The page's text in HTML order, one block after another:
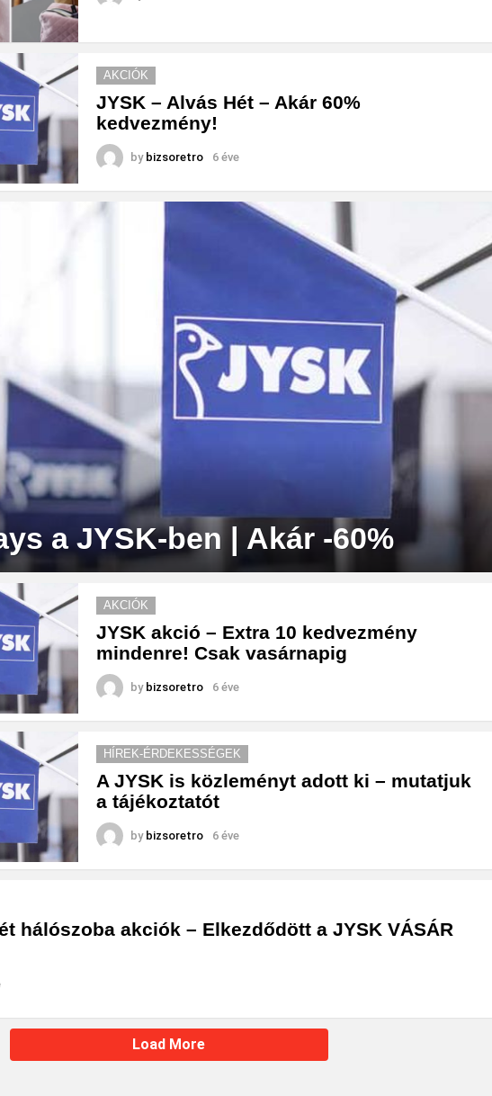
AKCIÓK
JYSK – Alvás Hét – Akár 60%
kedvezmény!
by bizsoretro 6 éve
a JYSK-ben | Akár -60%
AKCIÓK
JYSK akció – Extra 10 kedvezmény
mindenre! Csak vasárnapig
by bizsoretro 6 éve
HÍREK-ÉRDEKESSÉGEK
A JYSK is közleményt adott ki – mutatjuk
a tájékoztatót
by bizsoretro 6 éve
hálószoba akciók – Elkezdődött a JYSK VÁSÁR
Load More